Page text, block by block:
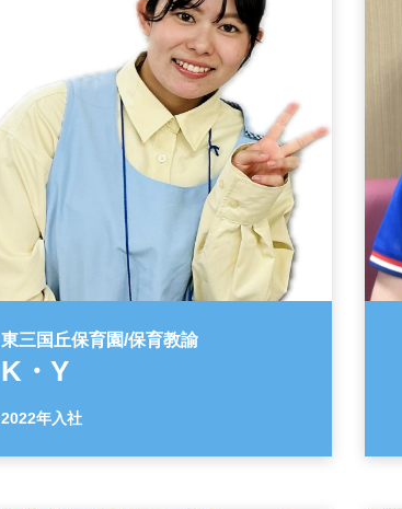
東三国丘保育園/保育教諭
K・Y
2022年入社